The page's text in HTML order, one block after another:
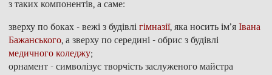
з таких компонентів, а саме:
зверху по боках - вежі з будівлі гімназії, яка носить ім’я Івана
Бажанського, а зверху по середині - обрис з будівлі
медичного коледжу;
орнамент - символізує творчість заслуженого майстра